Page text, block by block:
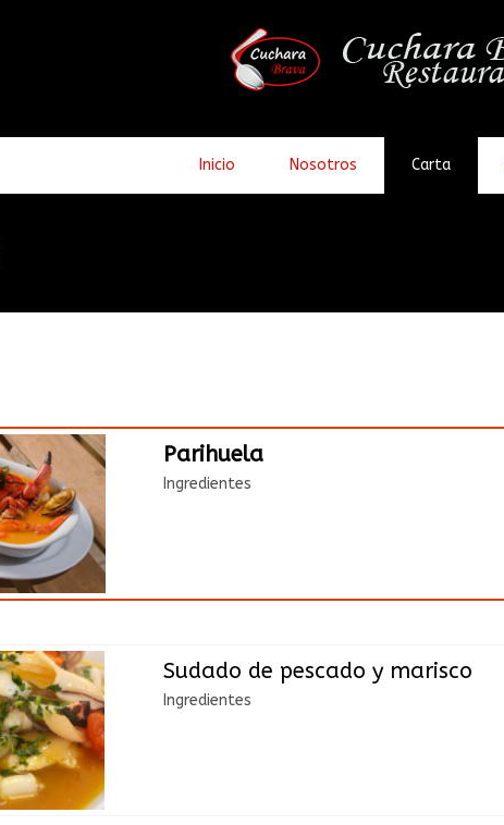
Inicio Nosotros Carta
Parihuela
Ingredientes
Sudado de pescado y marisco
Ingredientes